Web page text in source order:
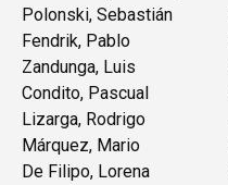
Polonski, Sebastián
Fendrik, Pablo
Zandunga, Luis
Condito, Pascual
Lizarga, Rodrigo
Márquez, Mario
De Filipo, Lorena